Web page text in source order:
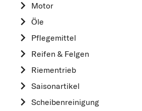
Motor
Öle
Pflegemittel
Reifen & Felgen
Riementrieb
Saisonartikel
Scheibenreinigung